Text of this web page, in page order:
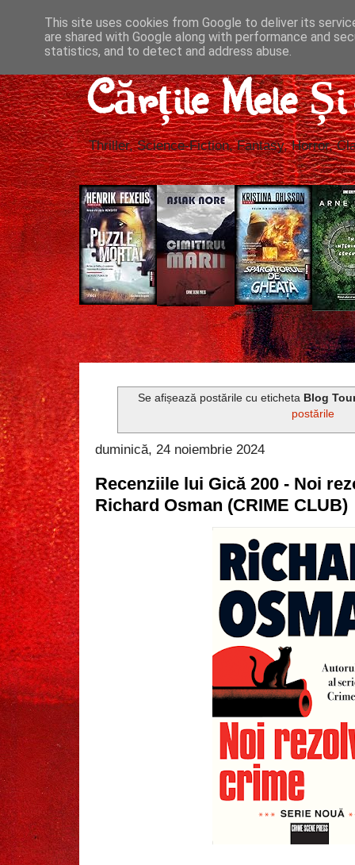
Cărțile Mele
Thriller, Science-Fiction, Fantasy, Horror,
Se afișează postările cu eticheta Blog
postările
duminică, 24 noiembrie 2024
Recenziile lui Gică 200 - Noi
Richard Osman (CRIME CLUB)
This site uses cookies from Google to deliver its
are shared with Google along with performance and
statistics, and to detect and address abuse.